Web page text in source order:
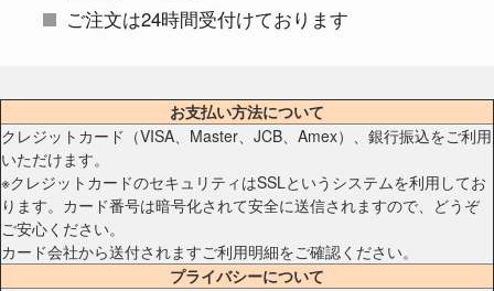
ご注文は24時間受付けております
お支払い方法について
クレジットカード（VISA、Master、JCB、Amex）、銀行振込をご利用
いただけます。
※クレジットカードのセキュリティはSSLというシステムを利用してお
ります。カード番号は暗号化されて安全に送信されますので、どうぞ
ご安心ください。
カード会社から送付されますご利用明細をご確認ください。
プライバシーについて